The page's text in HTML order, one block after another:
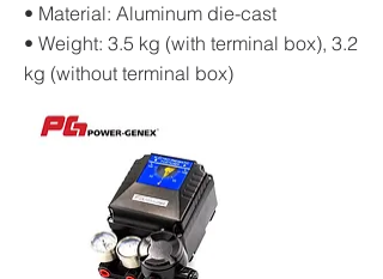
• Material: Aluminum die-cast
• Weight: 3.5 kg (with terminal box), 3.2
kg (without terminal box)